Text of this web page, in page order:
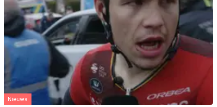
Nieuws